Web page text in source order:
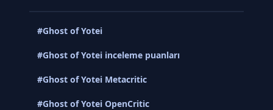
#Ghost of Yotei
#Ghost of Yotei inceleme puanları
#Ghost of Yotei Metacritic
#Ghost of Yotei OpenCritic